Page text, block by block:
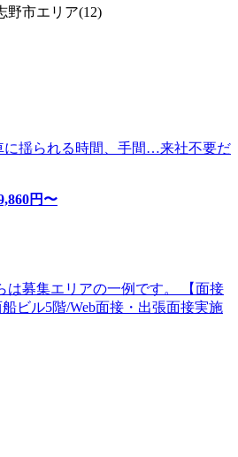
市エリア(12)
に揺られる時間、手間…来社不要だ
円〜
募集エリアの一例です。 【面接
ビル5階/Web面接・出張面接実施